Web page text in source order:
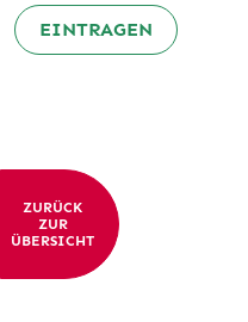
EINTRAGEN
ZURÜCK
ZUR
ÜBERSICHT